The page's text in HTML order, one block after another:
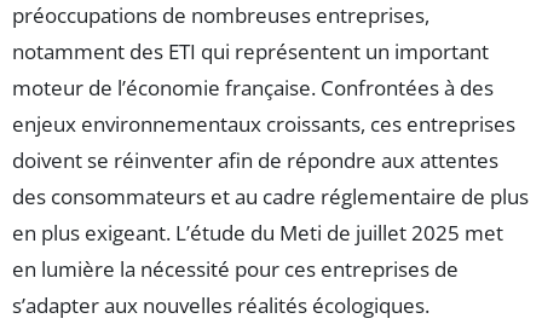
préoccupations de nombreuses entreprises,
notamment des ETI qui représentent un important
moteur de l’économie française. Confrontées à des
enjeux environnementaux croissants, ces entreprises
doivent se réinventer afin de répondre aux attentes
des consommateurs et au cadre réglementaire de plus
en plus exigeant. L’étude du Meti de juillet 2025 met
en lumière la nécessité pour ces entreprises de
s’adapter aux nouvelles réalités écologiques.